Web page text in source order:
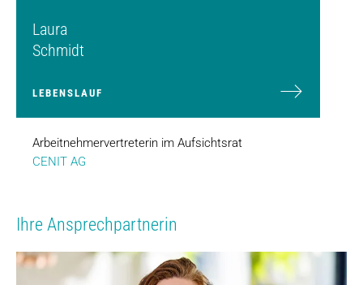
Laura
Schmidt
LEBENSLAUF
Arbeitnehmervertreterin im Aufsichtsrat
CENIT AG
Ihre Ansprechpartnerin